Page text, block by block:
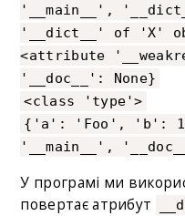
'__main__',
'__dict__' of 'X'
<attribute
'__doc__': None}
<class 'type'>
{'a': 'Foo', 'b':
'__main__',
У програмі ми
повертає атрибут